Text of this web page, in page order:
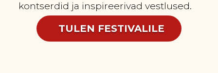
kontserdid ja inspireerivad vestlused.
TULEN FESTIVALILE